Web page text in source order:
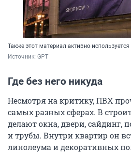
Также этот материал активно
Источник: GPT
Где без него никуда
Несмотря на критику, ПВХ
самых разных сферах. В
делают окна, двери, сайдинг,
и трубы. Внутри квартир он
линолеума и декоративных